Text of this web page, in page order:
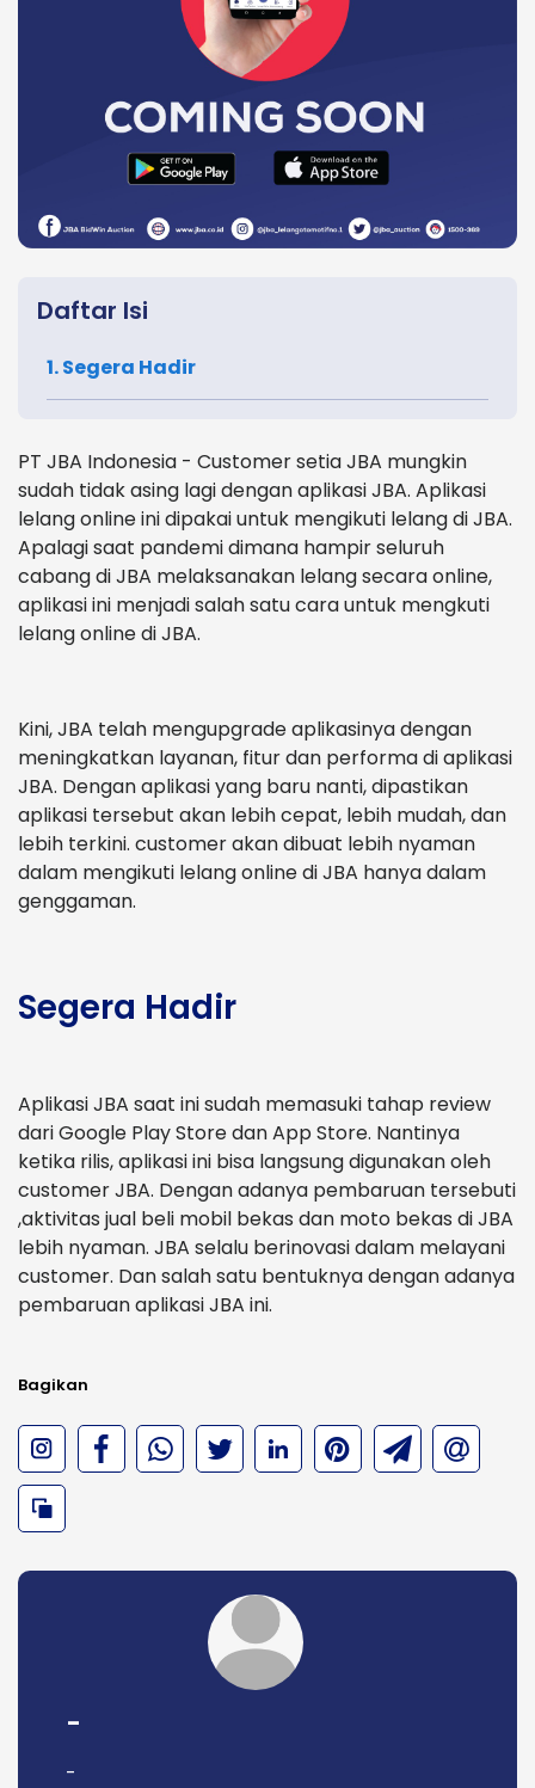
Daftar Isi
1. Segera Hadir
PT JBA Indonesia - Customer setia JBA mungkin
sudah tidak asing lagi dengan aplikasi JBA. Aplikasi
lelang online ini dipakai untuk mengikuti lelang di JBA.
Apalagi saat pandemi dimana hampir seluruh
cabang di JBA melaksanakan lelang secara online,
aplikasi ini menjadi salah satu cara untuk mengkuti
lelang online di JBA.
Kini, JBA telah mengupgrade aplikasinya dengan
meningkatkan layanan, fitur dan performa di aplikasi
JBA. Dengan aplikasi yang baru nanti, dipastikan
aplikasi tersebut akan lebih cepat, lebih mudah, dan
lebih terkini. customer akan dibuat lebih nyaman
dalam mengikuti lelang online di JBA hanya dalam
genggaman.
Segera Hadir
Aplikasi JBA saat ini sudah memasuki tahap review
dari Google Play Store dan App Store. Nantinya
ketika rilis, aplikasi ini bisa langsung digunakan oleh
customer JBA. Dengan adanya pembaruan tersebuti
,aktivitas jual beli mobil bekas dan moto bekas di JBA
lebih nyaman. JBA selalu berinovasi dalam melayani
customer. Dan salah satu bentuknya dengan adanya
pembaruan aplikasi JBA ini.
Bagikan
-
-